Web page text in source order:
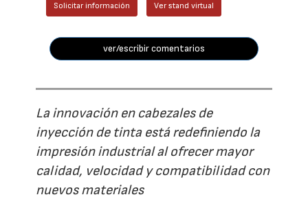
Solicitar información Ver stand virtual
ver/escribir comentarios
La innovación en cabezales de
inyección de tinta está redefiniendo la
impresión industrial al ofrecer mayor
calidad, velocidad y compatibilidad con
nuevos materiales